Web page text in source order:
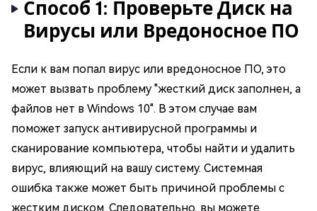
Способ 1: Проверьте Диск на
Вирусы или Вредоносное ПО
Если к вам попал вирус или вредоносное ПО, это
может вызвать проблему "жесткий диск заполнен, а
файлов нет в Windows 10". В этом случае вам
поможет запуск антивирусной программы и
сканирование компьютера, чтобы найти и удалить
вирус, влияющий на вашу систему. Системная
ошибка также может быть причиной проблемы с
жестким диском. Следовательно, вы можете